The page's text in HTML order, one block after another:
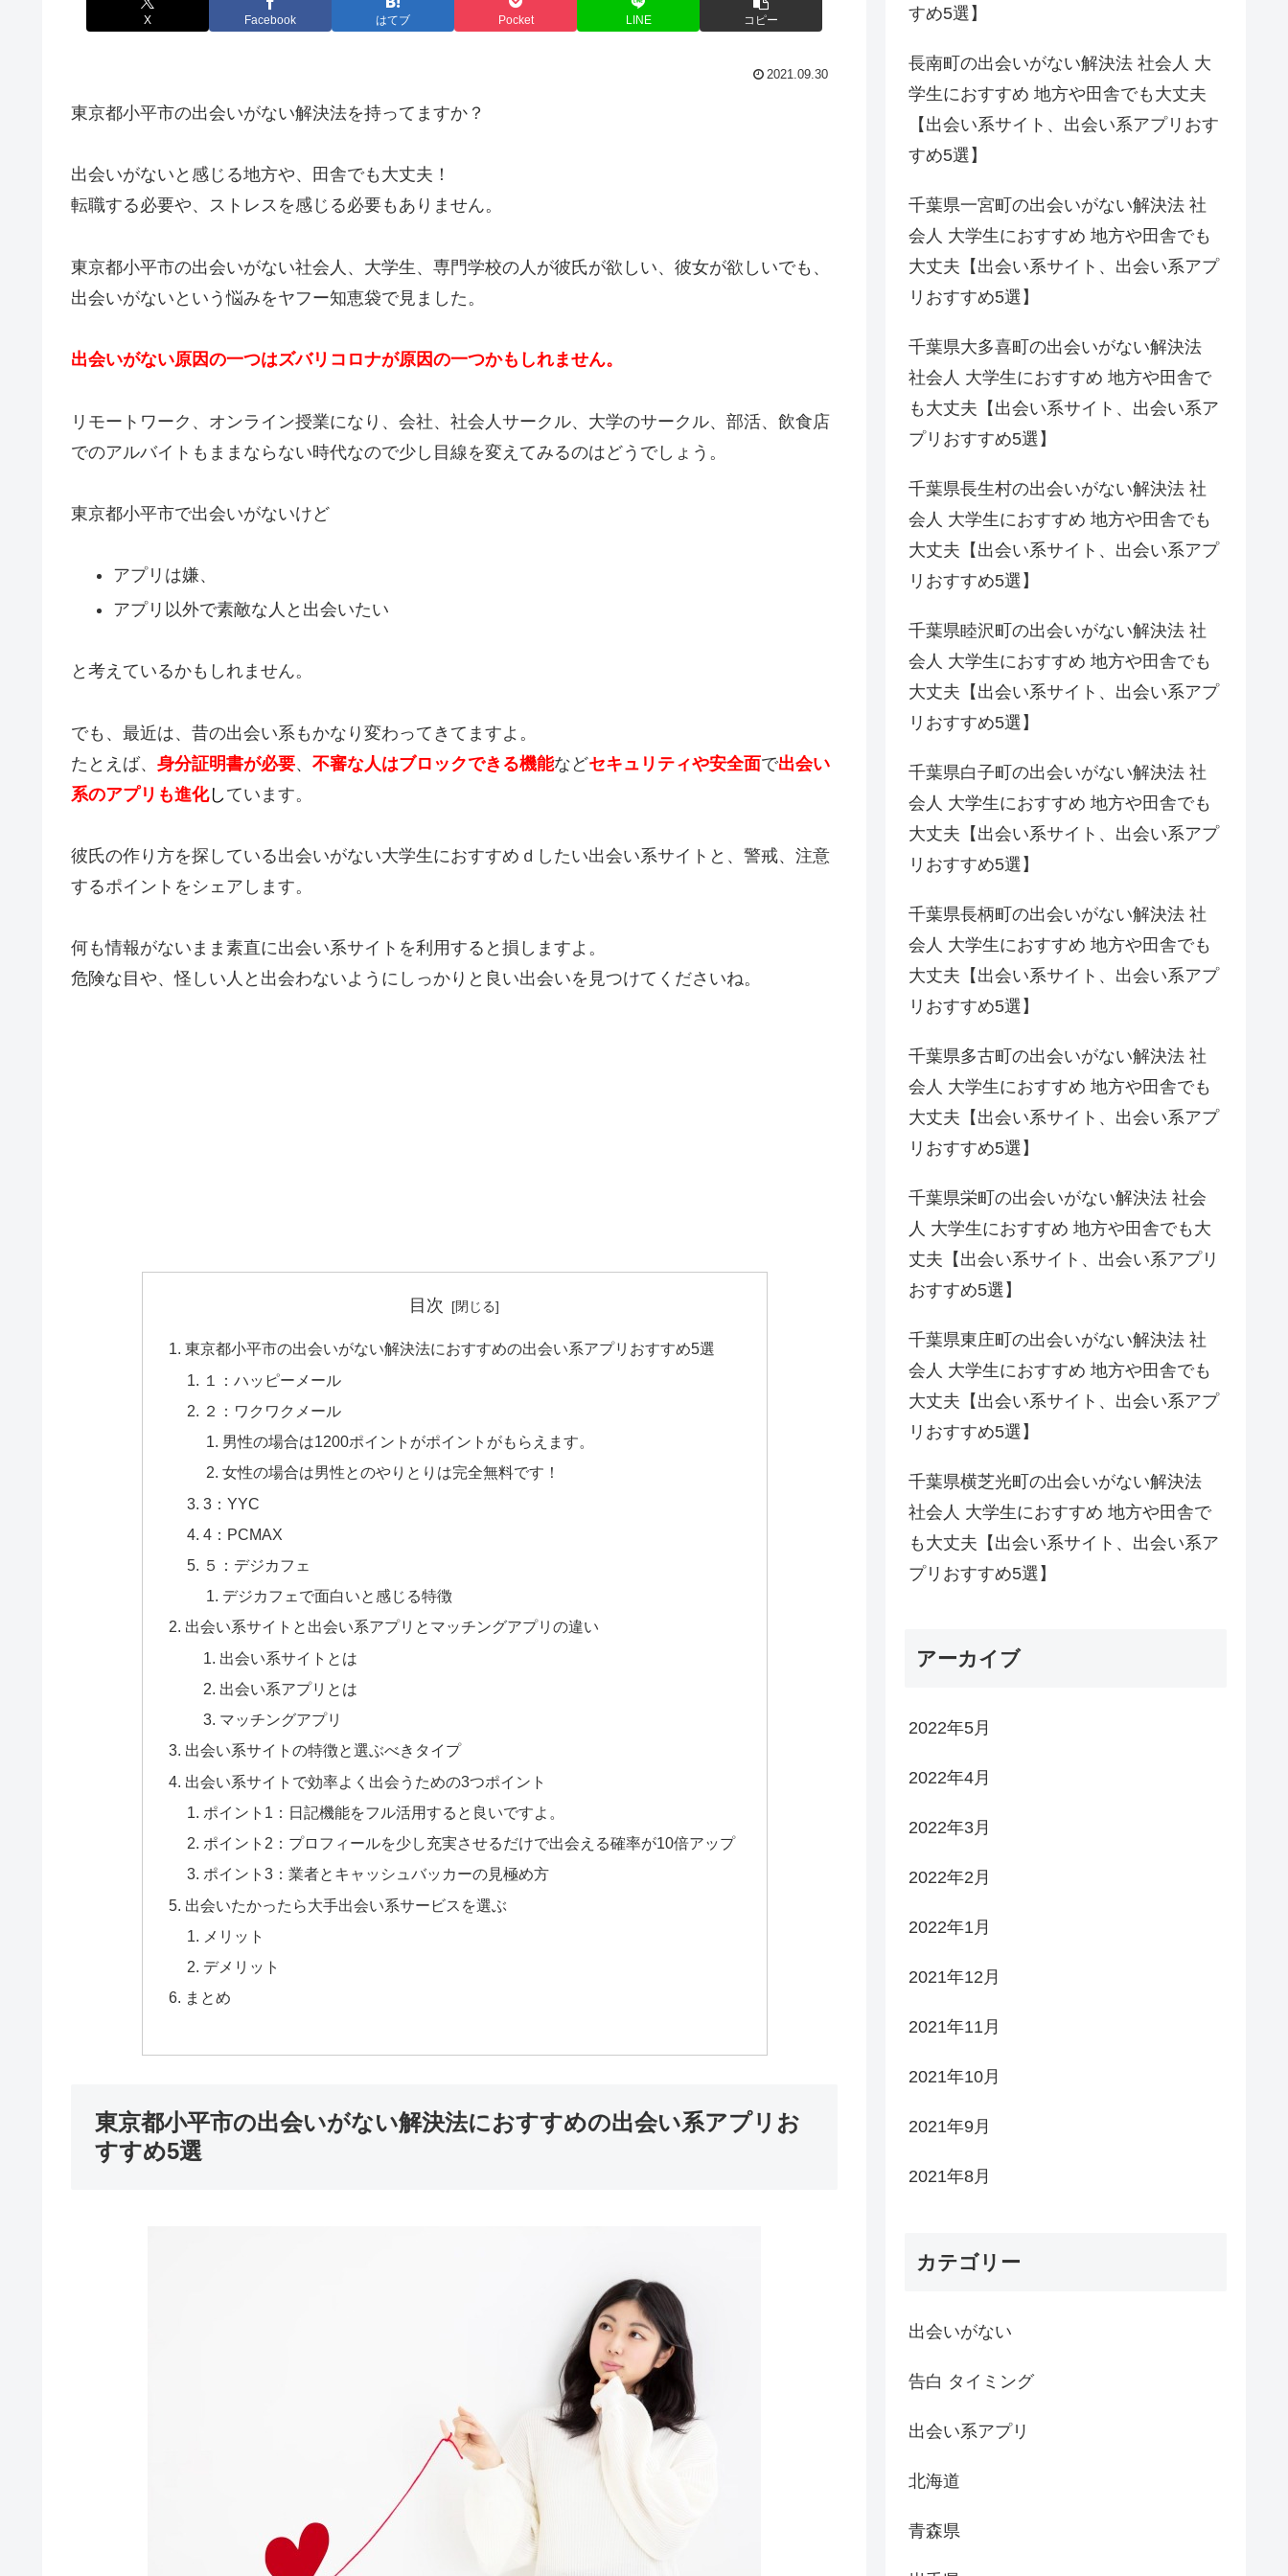
X Facebook はてブ Pocket LINE コピー
2021.09.30
東京都小平市の出会いがない解決法を持ってますか？
出会いがないと感じる地方や、田舎でも大丈夫！
転職する必要や、ストレスを感じる必要もありません。
東京都小平市の出会いがない社会人、大学生、専門学校の人が彼氏が欲しい、彼女が欲しいでも、
出会いがないという悩みをヤフー知恵袋で見ました。
出会いがない原因の一つはズバリコロナが原因の一つかもしれません。
リモートワーク、オンライン授業になり、会社、社会人サークル、大学のサークル、部活、飲食店
でのアルバイトもままならない時代なので少し目線を変えてみるのはどうでしょう。
東京都小平市で出会いがないけど
アプリは嫌、
アプリ以外で素敵な人と出会いたい
と考えているかもしれません。
でも、最近は、昔の出会い系もかなり変わってきてますよ。
たとえば、 身分証明書が必要、 不審な人はブロックできる機能などセキュリティや安全面で出会い
系のアプリも進化し ています。
彼氏の作り方を探している出会いがない大学生におすすめｄしたい出会い系サイトと、警戒、注意
するポイントをシェアします。
何も情報がないまま素直に出会い系サイトを利用すると損しますよ。
危険な目や、怪しい人と出会わないようにしっかりと良い出会いを見つけてくださいね。
目次
東京都小平市の出会いがない解決法におすすめの出会い系アプリおすすめ5選
１：ハッピーメール
２：ワクワクメール
男性の場合は1200ポイントがポイントがもらえます。
女性の場合は男性とのやりとりは完全無料です！
3：YYC
4：PCMAX
５：デジカフェ
デジカフェで面白いと感じる特徴
出会い系サイトと出会い系アプリとマッチングアプリの違い
出会い系サイトとは
出会い系アプリとは
マッチングアプリ
出会い系サイトの特徴と選ぶべきタイプ
出会い系サイトで効率よく出会うための3つポイント
ポイント1：日記機能をフル活用すると良いですよ。
ポイント2：プロフィールを少し充実させるだけで出会える確率が10倍アップ
ポイント3：業者とキャッシュバッカーの見極め方
出会いたかったら大手出会い系サービスを選ぶ
メリット
デメリット
まとめ
東京都小平市の出会いがない解決法におすすめの出会い系アプリお
すすめ5選
すめ5選】
長南町の出会いがない解決法 社会人 大
学生におすすめ 地方や田舎でも大丈夫
【出会い系サイト、出会い系アプリおす
すめ5選】
千葉県一宮町の出会いがない解決法 社
会人 大学生におすすめ 地方や田舎でも
大丈夫【出会い系サイト、出会い系アプ
リおすすめ5選】
千葉県大多喜町の出会いがない解決法
社会人 大学生におすすめ 地方や田舎で
も大丈夫【出会い系サイト、出会い系ア
プリおすすめ5選】
千葉県長生村の出会いがない解決法 社
会人 大学生におすすめ 地方や田舎でも
大丈夫【出会い系サイト、出会い系アプ
リおすすめ5選】
千葉県睦沢町の出会いがない解決法 社
会人 大学生におすすめ 地方や田舎でも
大丈夫【出会い系サイト、出会い系アプ
リおすすめ5選】
千葉県白子町の出会いがない解決法 社
会人 大学生におすすめ 地方や田舎でも
大丈夫【出会い系サイト、出会い系アプ
リおすすめ5選】
千葉県長柄町の出会いがない解決法 社
会人 大学生におすすめ 地方や田舎でも
大丈夫【出会い系サイト、出会い系アプ
リおすすめ5選】
千葉県多古町の出会いがない解決法 社
会人 大学生におすすめ 地方や田舎でも
大丈夫【出会い系サイト、出会い系アプ
リおすすめ5選】
千葉県栄町の出会いがない解決法 社会
人 大学生におすすめ 地方や田舎でも大
丈夫【出会い系サイト、出会い系アプリ
おすすめ5選】
千葉県東庄町の出会いがない解決法 社
会人 大学生におすすめ 地方や田舎でも
大丈夫【出会い系サイト、出会い系アプ
リおすすめ5選】
千葉県横芝光町の出会いがない解決法
社会人 大学生におすすめ 地方や田舎で
も大丈夫【出会い系サイト、出会い系ア
プリおすすめ5選】
アーカイブ
2022年5月
2022年4月
2022年3月
2022年2月
2022年1月
2021年12月
2021年11月
2021年10月
2021年9月
2021年8月
カテゴリー
出会いがない
告白 タイミング
出会い系アプリ
北海道
青森県